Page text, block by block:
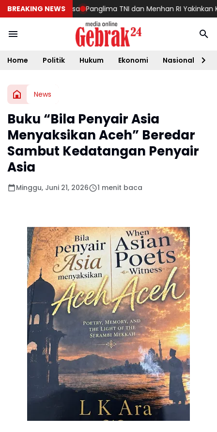
BREAKING NEWS
Bangsa Panglima TNI dan Menhan RI Yakinkan
Home Politik Hukum Ekonomi Nasional
News
Buku “Bila Penyair Asia
Menyaksikan Aceh” Beredar
Sambut Kedatangan Penyair
Asia
Minggu, Juni 21, 2026 1 menit baca